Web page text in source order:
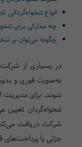
انواع تنخواه‌گردانی
چه مدارکی برای
چگونه می‌توان بر
در بسیاری از
به‌صورت فوری و
شوند. برای مدیریت
تنخواه‌گردان
شرکت دریافت
جزئی یا پرداخت‌های